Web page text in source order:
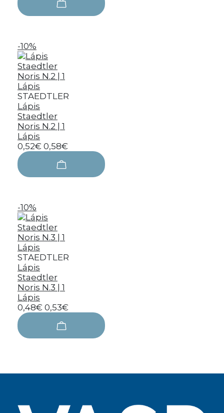
-10%
STAEDTLER
Lápis
Staedtler
Noris N.2 | 1
Lápis
0,52€ 0,58€
-10%
STAEDTLER
Lápis
Staedtler
Noris N.3 | 1
Lápis
0,48€ 0,53€